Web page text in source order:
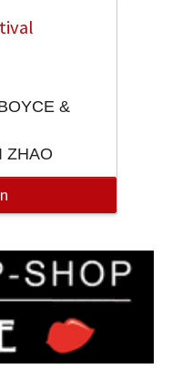
&
ZHAO